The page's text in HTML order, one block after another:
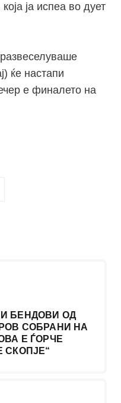
ја испеа во дует
ќе настапи
е финалето на
БЕНДОВИ ОД
СОБРАНИ НА
Е ЃОРЧЕ
СКОПЈЕ“